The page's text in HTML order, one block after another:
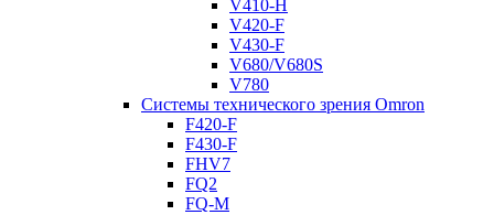
V410-H
V420-F
V430-F
V680/V680S
V780
Системы технического зрения Omron
F420-F
F430-F
FHV7
FQ2
FQ-M